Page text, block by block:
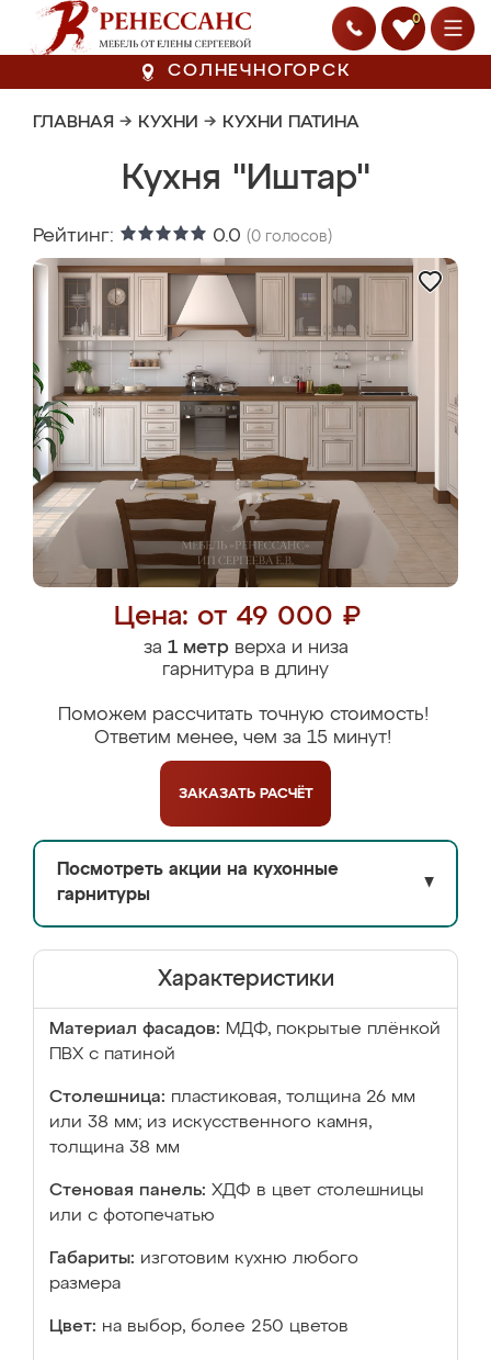
0
СОЛНЕЧНОГОРСК
ГЛАВНАЯ → КУХНИ → КУХНИ ПАТИНА
Кухня "Иштар"
Рейтинг: 0.0 (0 голосов)
Цена: от 49 000 ₽
за 1 метрверха и низа
гарнитура в длину
Поможем рассчитать точную стоимость!
Ответим менее, чем за 15 минут!
ЗАКАЗАТЬ РАСЧЁТ
Посмотреть акции на кухонные
гарнитуры
▼
Характеристики
Материал фасадов: МДФ, покрытые плёнкой
ПВХ с патиной
Столешница: пластиковая, толщина 26 мм
или 38 мм; из искусственного камня,
толщина 38 мм
Стеновая панель: ХДФ в цвет столешницы
или с фотопечатью
Габариты: изготовим кухню любого
размера
Цвет: на выбор, более 250 цветов